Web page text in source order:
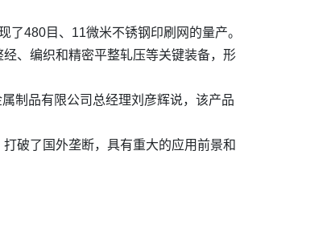
480目、11微米不锈钢印刷网的量产。
、编织和精密平整轧压等关键装备，形
制品有限公司总经理刘彦辉说，该产品
破了国外垄断，具有重大的应用前景和